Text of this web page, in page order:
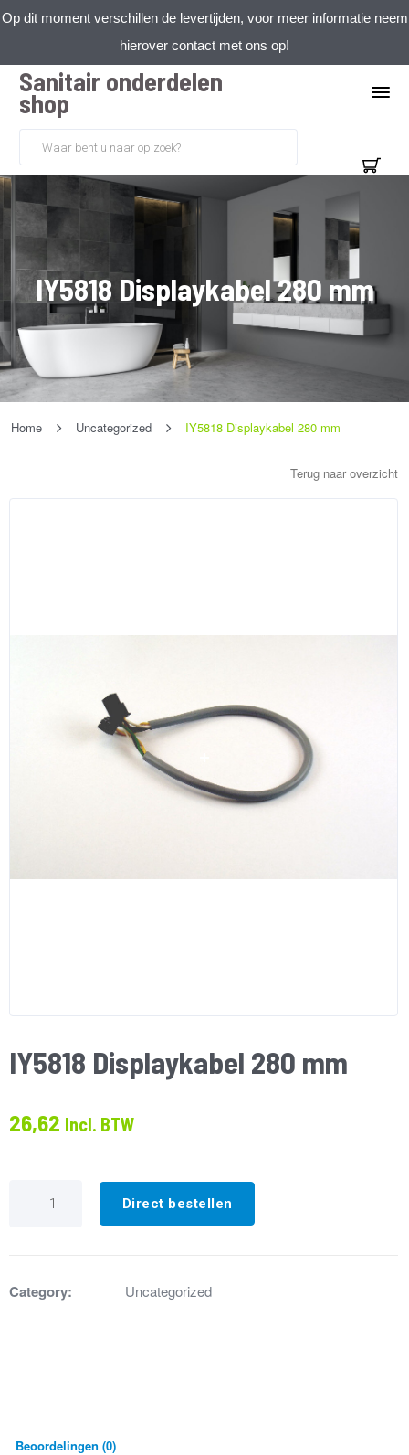
Op dit moment verschillen de levertijden, voor meer informatie neem
hierover contact met ons op!
Sanitair onderdelen
shop
IY5818 Displaykabel 280 mm
Home Uncategorized IY5818 Displaykabel 280 mm
Terug naar overzicht
IY5818 Displaykabel 280 mm
26,62 Incl. BTW
Displaykabel
Direct bestellen
Category: Uncategorized
Beoordelingen (0)